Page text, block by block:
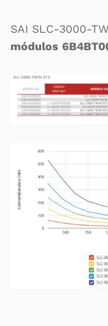
SAI SLC-3000-
módulos